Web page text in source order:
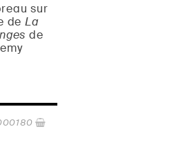
sur
de La
de